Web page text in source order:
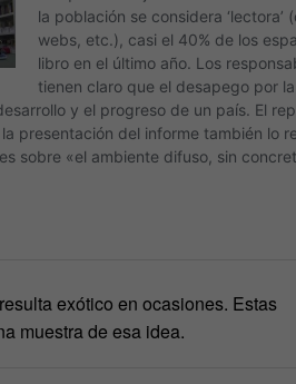
exótico en ocasiones. Estas
muestra de esa idea.